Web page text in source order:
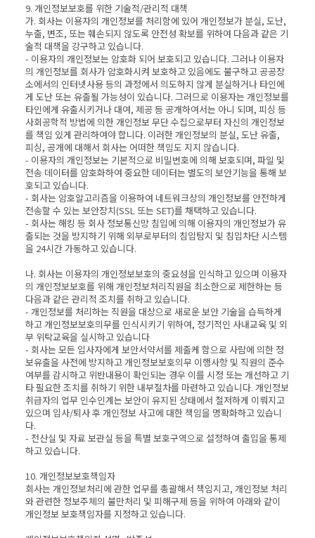
9. 개인정보보호를 위한 기술적/관리적 대책
가. 회사는 이용자의 개인정보를 처리함에 있어 개인정보가 분실, 도난,
누출, 변조, 또는 훼손되지 않도록 안전성 확보를 위하여 다음과 같은 기
술적 대책을 강구하고 있습니다.
- 이용자의 개인정보는 암호화 되어 보호되고 있습니다. 그러나 이용자
의 개인정보를 회사가 암호화시켜 보호하고 있음에도 불구하고 공공장
소에서의 인터넷사용 등의 과정에서 의도하지 않게 분실하거나 타인에
게 도난 또는 유출될 가능성이 있습니다. 그러므로 이용자는 개인정보를
타인에게 유출시키거나 대여, 제공 등 공개하여서는 아니 되며, 피싱 등
사회공학적 방법에 의한 개인정보 무단 수집으로부터 자신의 개인정보
를 책임 있게 관리하여야 합니다. 이러한 개인정보의 분실, 도난 유출,
피싱, 공개에 대해서 회사는 어떠한 책임도 지지 않습니다.
- 이용자의 개인정보는 기본적으로 비밀번호에 의해 보호되며, 파일 및
전송 데이터를 암호화하여 중요한 데이터는 별도의 보안기능을 통해 보
호되고 있습니다.
- 회사는 암호알고리즘을 이용하여 네트워크상의 개인정보를 안전하게
전송할 수 있는 보안장치(SSL 또는 SET)를 채택하고 있습니다.
- 회사는 해킹 등 회사 정보통신망 침입에 의해 이용자의 개인정보가 유
출되는 것을 방지하기 위해 외부로부터의 침입탐지 및 침입차단 시스템
을 24시간 가동하고 있습니다.
나. 회사는 이용자의 개인정보보호의 중요성을 인식하고 있으며 이용자
의 개인정보보호를 위해 개인정보처리직원을 최소한으로 제한하는 등
다음과 같은 관리적 조치를 취하고 있습니다.
- 개인정보를 처리하는 직원을 대상으로 새로운 보안 기술을 습득하게
하고 개인정보보호의무를 인식시키기 위하여, 정기적인 사내교육 및 외
부 위탁교육을 실시하고 있습니다
- 회사는 모든 입사자에게 보안서약서를 제출케 함으로 사람에 의한 정
보유출을 사전에 방지하고 개인정보보호의무 이행사항 및 직원의 준수
여부를 감시하고 위반내용이 확인되는 경우 이를 시정 또는 개선하고 기
타 필요한 조치를 취하기 위한 내부절차를 마련하고 있습니다. 개인정보
취급자의 업무 인수인계는 보안이 유지된 상태에서 철저하게 이뤄지고
있으며 입사/퇴사 후 개인정보 사고에 대한 책임을 명확화하고 있습니
다.
- 전산실 및 자료 보관실 등을 특별 보호구역으로 설정하여 출입을 통제
하고 있습니다.
10. 개인정보보호책임자
회사는 개인정보처리에 관한 업무를 총괄해서 책임지고, 개인정보 처리
와 관련한 정보주체의 불만처리 및 피해구제 등을 위하여 아래와 같이
개인정보 보호책임자를 지정하고 있습니다.